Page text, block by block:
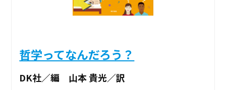
哲学ってなんだろう？
DK社／編 山本 貴光／訳